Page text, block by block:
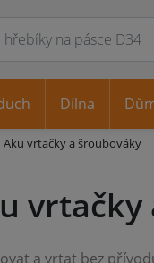
Aku vrtačky a šroubováky
vrtačky
Dílna